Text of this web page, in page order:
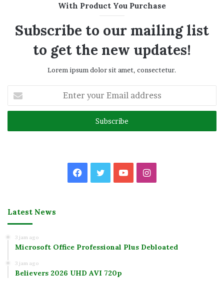
With Product You Purchase
Subscribe to our mailing list
to get the new updates!
Lorem ipsum dolor sit amet, consectetur.
your
Email
Facebook
TwitterYouTubeInstagram
Latest News
3 jam ago
Microsoft Office Professional Plus Debloated
3 jam ago
Believers 2026 UHD AVI 720p